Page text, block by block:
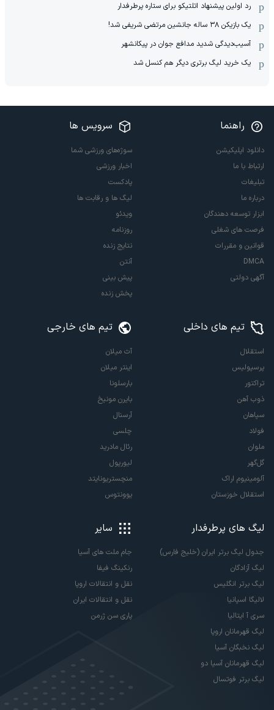
رد اولین پیشنهاد اتلتیکو برای ستاره پرطرفدار
یک بازیکن ۳۸ ساله جانشین مرتضی شریفی شد!
آسیب‌دیدگی شدید مدافع جوان در پیکانشهر
یک خرید لیگ برتری دیگر هم کنسل شد
راهنما
دانلود اپلیکیشن
ارتباط با ما
تبلیغات
درباره ما
ابزار توسعه دهندگان
فرصت های شغلی
قوانین و مقررات
DMCA
آگهی دولتی
سرویس ها
سوژه‌های ورزشی شما
اخبار ورزشی
پادکست
لیگ ها و رقابت ها
ویدئو
روزنامه
نتایج زنده
آنتن
پیش بینی
پخش زنده
تیم های داخلی
استقلال
پرسپولیس
تراکتور
ذوب آهن
سپاهان
فولاد
ملوان
گل‌گهر
آلومینیوم اراک
استقلال خوزستان
تیم های خارجی
آث میلان
اینتر میلان
بارسلونا
بایرن مونیخ
آرسنال
چلسی
رئال مادرید
لیورپول
منچستریونایتد
یوونتوس
لیگ های پرطرفدار
جدول لیگ برتر ایران (خلیج فارس)
لیگ آزادگان
لیگ برتر انگلیس
لالیگا اسپانیا
سری آ ایتالیا
لیگ قهرمانان اروپا
لیگ نخبگان آسیا
لیگ قهرمانان آسیا دو
لیگ برتر فوتسال
سایر
جام ملت های آسیا
رنکینگ فیفا
نقل و انتقالات اروپا
نقل و انتقالات ایران
پاری سن ژرمن